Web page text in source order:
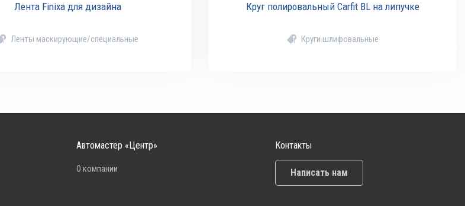
Лента Finixa для дизайна
Ленты маскирующие/специальные
Круг полировальный Carfit BL на липучке
Круги шлифовальные
Автомастер «Центр»
О компании
Контакты
Написать нам